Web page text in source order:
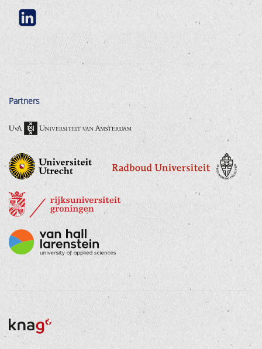
Partners